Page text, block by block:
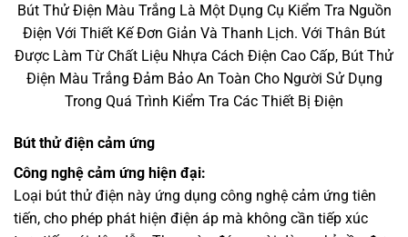
Bút Thử Điện Màu Trắng Là Một Dụng Cụ Kiểm Tra Nguồn
Điện Với Thiết Kế Đơn Giản Và Thanh Lịch. Với Thân Bút
Được Làm Từ Chất Liệu Nhựa Cách Điện Cao Cấp, Bút Thử
Điện Màu Trắng Đảm Bảo An Toàn Cho Người Sử Dụng
Trong Quá Trình Kiểm Tra Các Thiết Bị Điện
Bút thử điện cảm ứng
Công nghệ cảm ứng hiện đại:
Loại bút thử điện này ứng dụng công nghệ cảm ứng tiên
tiến, cho phép phát hiện điện áp mà không cần tiếp xúc